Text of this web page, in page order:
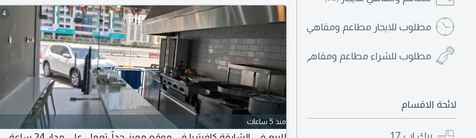
مطلوب للايجار مطاعم ومقاهي
مطلوب للشراء مطاعم ومقاهي
لائحة الاقسام
4
منذ 5 ساعات